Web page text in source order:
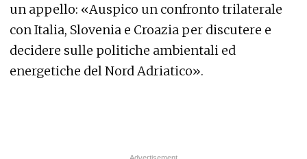
un appello: «Auspico un confronto trilaterale
con Italia, Slovenia e Croazia per discutere e
decidere sulle politiche ambientali ed
energetiche del Nord Adriatico».